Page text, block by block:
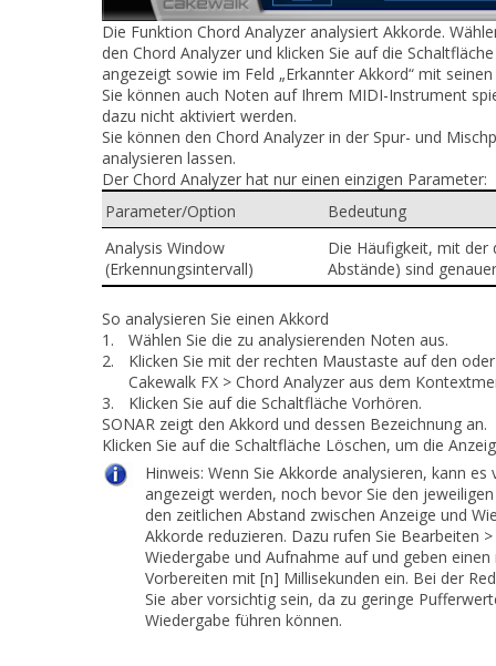
Die Funktion Chord Analyzer analysiert Akkorde.
den Chord Analyzer und klicken Sie auf die
angezeigt sowie im Feld „Erkannter Akkord“ mit
Sie können auch Noten auf Ihrem MIDI-Instrument
dazu nicht aktiviert werden.
Sie können den Chord Analyzer in der Spur- und
analysieren lassen.
Der Chord Analyzer hat nur einen einzigen Parameter:
Parameter/Option
Bedeutung
Analysis Window
(Erkennungsintervall)
Die Häufigkeit, mit der
Abstände) sind
So analysieren Sie einen Akkord
1.
Wählen Sie die zu analysierenden Noten aus.
2.
Klicken Sie mit der rechten Maustaste auf den
Cakewalk FX > Chord Analyzer aus dem
3.
Klicken Sie auf die Schaltfläche Vorhören.
SONAR zeigt den Akkord und dessen Bezeichnung an.
Klicken Sie auf die Schaltfläche Löschen, um die
Hinweis:Wenn Sie Akkorde analysieren, kann
angezeigt werden, noch bevor Sie den
den zeitlichen Abstand zwischen Anzeige und
Akkorde reduzieren. Dazu rufen Sie Bearbeiten
Wiedergabe und Aufnahme auf und geben
Vorbereiten mit [n] Millisekunden ein. Bei der
Sie aber vorsichtig sein, da zu geringe
Wiedergabe führen können.